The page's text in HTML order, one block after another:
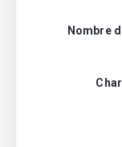
Nombre